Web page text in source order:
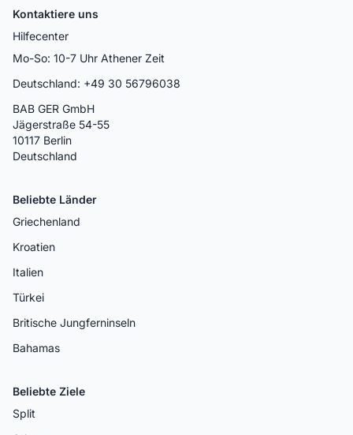
Kontaktiere uns
Hilfecenter
Mo-So: 10-7 Uhr Athener Zeit
Deutschland: +49 30 56796038
BAB GER GmbH
Jägerstraße 54-55
10117 Berlin
Deutschland
Beliebte Länder
Griechenland
Kroatien
Italien
Türkei
Britische Jungferninseln
Bahamas
Beliebte Ziele
Split